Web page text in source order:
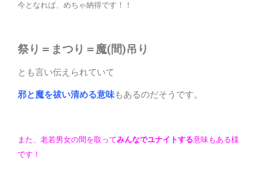
今となれば、めちゃ納得です！！
祭り＝まつり＝魔(間)吊り
とも言い伝えられていて
邪と魔を祓い清める意味もあるのだそうです。
また、老若男女の間を取ってみんなでユナイトする意味もある様
です！